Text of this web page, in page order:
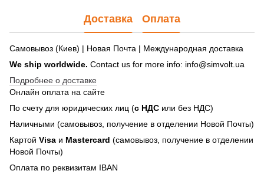
Доставка Оплата
Самовывоз (Киев) | Новая Почта | Международная доставка
We ship worldwide. Contact us for more info: info@simvolt.ua
Подробнее о доставке
Онлайн оплата на сайте
По счету для юридических лиц (с НДС или без НДС)
Наличными (самовывоз, получение в отделении Новой Почты)
Картой Visa и Mastercard (самовывоз, получение в отделении
Новой Почты)
Оплата по реквизитам IBAN